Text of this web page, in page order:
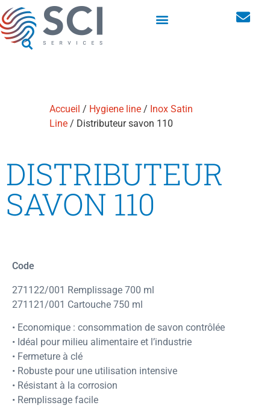
Accueil / Hygiene line/ Inox Satin
Line/ Distributeur savon 110
DISTRIBUTEUR
SAVON 110
Code
271122/001 Remplissage 700 ml
271121/001 Cartouche 750 ml
• Economique : consommation de savon contrôlée
• Idéal pour milieu alimentaire et l’industrie
• Fermeture à clé
• Robuste pour une utilisation intensive
• Résistant à la corrosion
• Remplissage facile